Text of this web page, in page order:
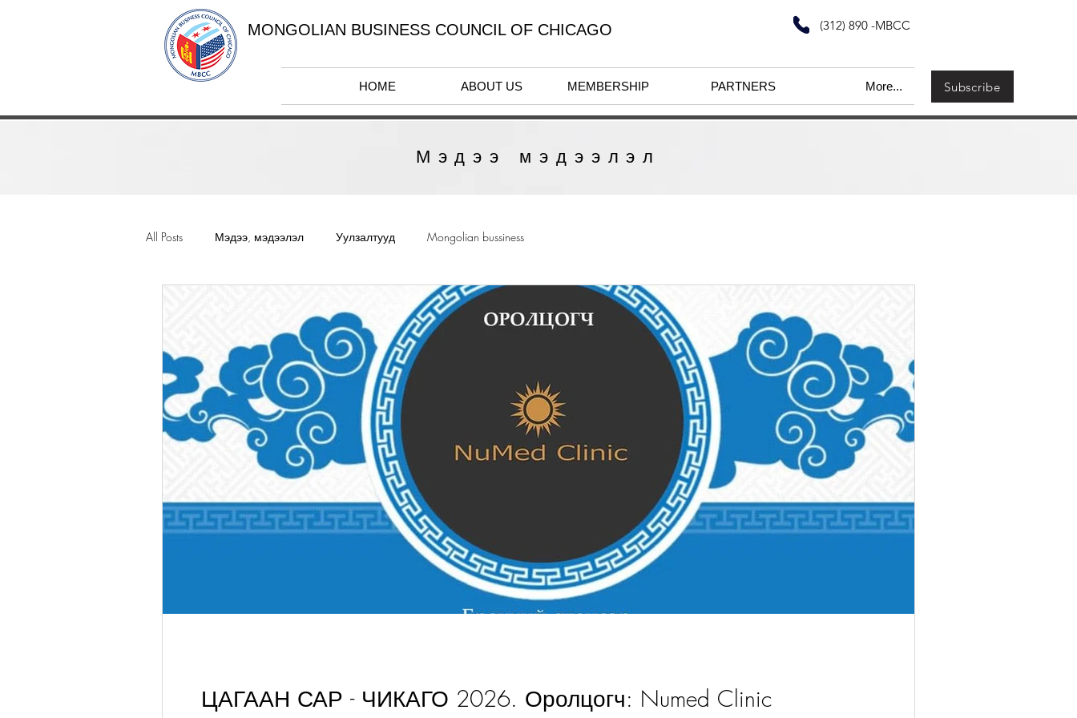
HOME ABOUT US MEMBERSHIP PARTNERS More...
MONGOLIAN BUSINESS COUNCIL OF CHICAGO (312) 890 -MBCC
Subscribe
Мэдээ мэдээлэл
All Posts Мэдээ, мэдээлэл Уулзалтууд Mongolian bussiness
ЦАГААН САР - ЧИКАГО 2026. Оролцогч: Numed Clinic